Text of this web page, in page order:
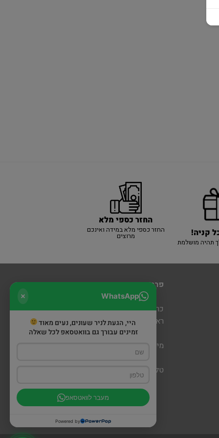
קניה!
תהיה מושלמת
החזר כספי מלא
החזר כספי מלא במידה ואינכם
מרוצים
פרטי יצירת קשר
כרמיאל: מעלה כמון 5 קניון חוצות
ראש פינה: דרך הגליל 6 (מתחם שופינה)
מייל:
טלפון: 052-679-0113
WhatsApp
היי, הגעת לניר שעונים, נעים מאוד
זמינים עבורך גם בוואטסאפ לכל שאלה
מעבר לוואטסאפ
Powered by